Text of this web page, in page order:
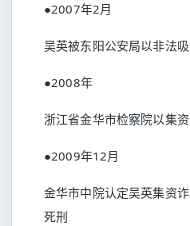
●2007年2月
吴英被东阳公安局以非法
●2008年
浙江省金华市检察院以集
●2009年12月
金华市中院认定吴英集资
死刑